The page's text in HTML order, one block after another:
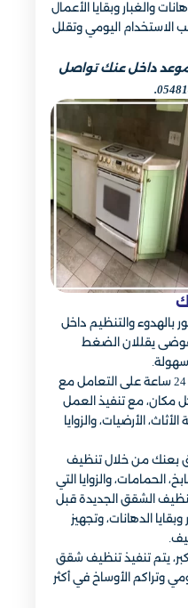
والغبار وبقايا الأعمال
الاستخدام اليومي وتقلل
موعد داخل عنك تواصل
والتنظيم داخل
يقللان الضغط
سهولة.
تعمل شركة تنظيف شقق بعنك 24 ساعة على التعامل مع
مكان، مع تنفيذ العمل
الأرضيات، والزوايا
بعنك من خلال تنظيف
الحمامات، والزوايا التي
تنظيف الشقق الجديدة قبل
وبقايا الدهانات، وتجهيز
يتم تنفيذ تنظيف شقق
وتراكم الأوساخ في أكثر